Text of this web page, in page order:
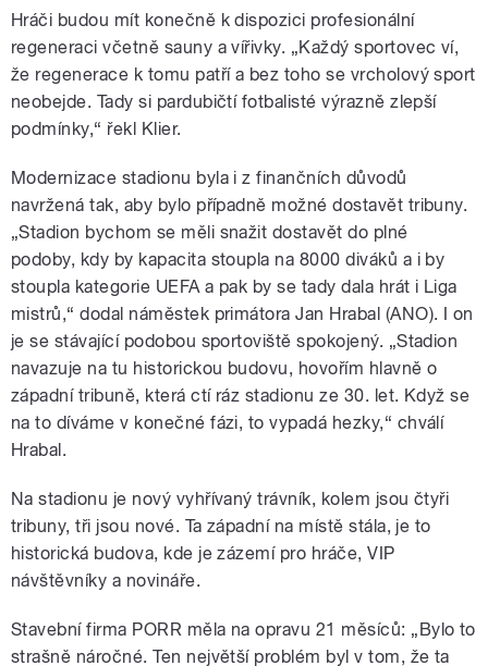
Hráči budou mít konečně k dispozici profesionální
regeneraci včetně sauny a vířivky. „Každý sportovec ví,
že regenerace k tomu patří a bez toho se vrcholový sport
neobejde. Tady si pardubičtí fotbalisté výrazně zlepší
podmínky,“ řekl Klier.
Modernizace stadionu byla i z finančních důvodů
navržená tak, aby bylo případně možné dostavět tribuny.
„Stadion bychom se měli snažit dostavět do plné
podoby, kdy by kapacita stoupla na 8000 diváků a i by
stoupla kategorie UEFA a pak by se tady dala hrát i Liga
mistrů,“ dodal náměstek primátora Jan Hrabal (ANO). I on
je se stávající podobou sportoviště spokojený. „Stadion
navazuje na tu historickou budovu, hovořím hlavně o
západní tribuně, která ctí ráz stadionu ze 30. let. Když se
na to díváme v konečné fázi, to vypadá hezky,“ chválí
Hrabal.
Na stadionu je nový vyhřívaný trávník, kolem jsou čtyři
tribuny, tři jsou nové. Ta západní na místě stála, je to
historická budova, kde je zázemí pro hráče, VIP
návštěvníky a novináře.
Stavební firma PORR měla na opravu 21 měsíců: „Bylo to
strašně náročné. Ten největší problém byl v tom, že ta